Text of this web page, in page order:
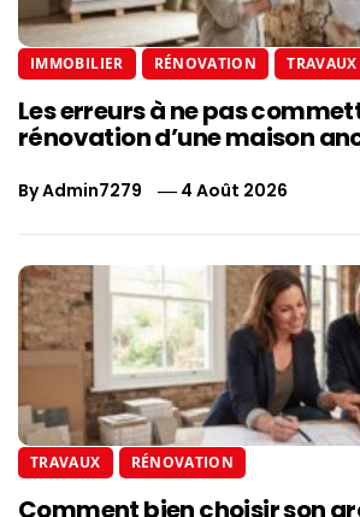
IMMOBILIER RÉNOVATION TRAVAUX
Les erreurs à ne pas
rénovation d’une maison
ByAdmin7279 4 Août 2026
TRAVAUX RÉNOVATION
Comment bien choisir son